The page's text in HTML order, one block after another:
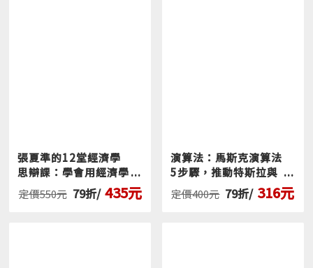
錢」，因為第1階問題不在於花費，而在於收入！ 你要
採取極端手段：不管是打零工、做兩份工作、向親友
求援，還是拚命學習一項免學費的技能（高額學貸是
張夏準的12堂經濟學
思辯課：學會用經濟學
理解世界，做出自己的
判斷
定價550元 79折/ 435元
演算法：馬斯克演算法
5步驟，推動特斯拉與
SpaceX爆發式成長的
祕密
定價400元 79折/ 316元